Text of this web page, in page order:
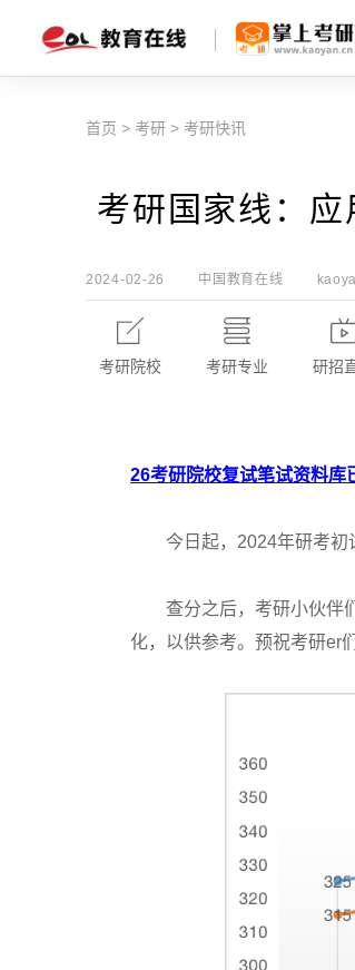
首页 > 考研 > 考研快讯
考研国家线：
2024-02-26 中国教育在线
考研院校 考研专业 研招
26考研院校复试笔试资料库
今日起，2024年研考初试
查分之后，考研小伙伴们
化，以供参考。预祝考研er